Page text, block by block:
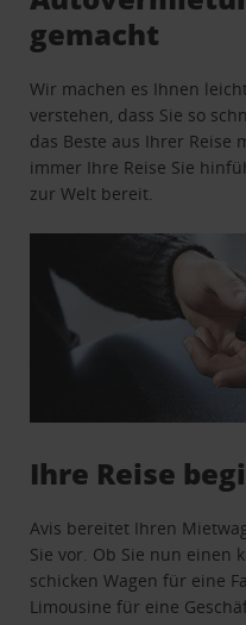
gemacht
Wir machen es Ihnen
verstehen, dass Sie so
das Beste aus Ihrer Reise
immer Ihre Reise Sie
zur Welt bereit.
Ihre Reise
Avis bereitet Ihren
Sie vor. Ob Sie nun einen
schicken Wagen für eine
Limousine für eine